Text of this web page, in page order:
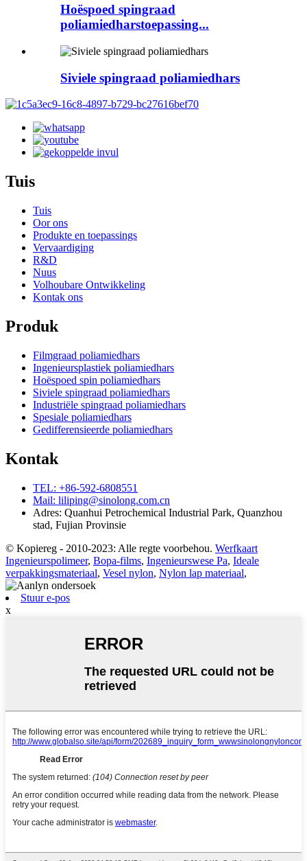
Hoëspoed spingraad
poliamiedharstoepassing...
Siviele spingraad poliamiedhars
Tuis
Tuis
Oor ons
Produkte en toepassings
Vervaardiging
R&D
Nuus
Volhoubare Ontwikkeling
Kontak ons
Produk
Filmgraad poliamiedhars
Ingenieursplastiek poliamiedhars
Hoëspoed spin poliamiedhars
Siviele spingraad poliamiedhars
Industriële spingraad poliamiedhars
Spesiale poliamiedhars
Gedifferensieerde poliamiedhars
Kontak
TEL: +86-592-6808551
Mail: liliping@sinolong.com.cn
Adres: Quanhui Petrochemical Industrial Park, Quanzhou
stad, Fujian Provinsie
© Kopiereg - 2010-2023: Alle regte voorbehou. Werfkaart
Ingenieurspolimeer, Bopa-films, Ingenieurswese Pa, Ideale
verpakkingsmateriaal, Vesel nylon, Nylon lap materiaal,
Stuur e-pos
x